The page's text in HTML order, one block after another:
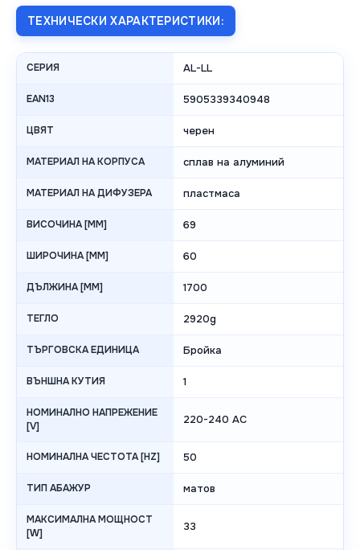
ТЕХНИЧЕСКИ ХАРАКТЕРИСТИКИ:
СЕРИЯ AL-LL
EAN13 5905339340948
ЦВЯТ черен
МАТЕРИАЛ НА КОРПУСА сплав на алуминий
МАТЕРИАЛ НА ДИФУЗЕРА пластмаса
ВИСОЧИНА [MM] 69
ШИРОЧИНА [MM] 60
ДЪЛЖИНА [MM] 1700
ТЕГЛО 2920g
ТЪРГОВСКА ЕДИНИЦА Бройка
ВЪНШНА КУТИЯ 1
НОМИНАЛНО НАПРЕЖЕНИЕ
[V]
220-240 AC
НОМИНАЛНА ЧЕСТОТА [HZ] 50
ТИП АБАЖУР матов
МАКСИМАЛНА МОЩНОСТ
[W]
33